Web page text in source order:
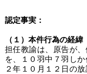
認定事実：
（１）本件行為の経緯
担任教諭は、原告が
を、１０羽中７羽し
２年１０月１２日の